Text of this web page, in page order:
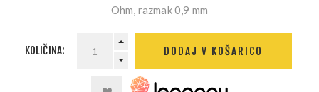
Ohm, razmak 0,9 mm
KOLIČINA: DODAJ V KOŠARICO